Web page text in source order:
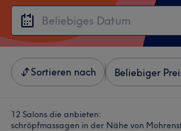
Sortieren nach Beliebiger
12 Salons die anbieten:
schröpfmassagen in der Nähe von